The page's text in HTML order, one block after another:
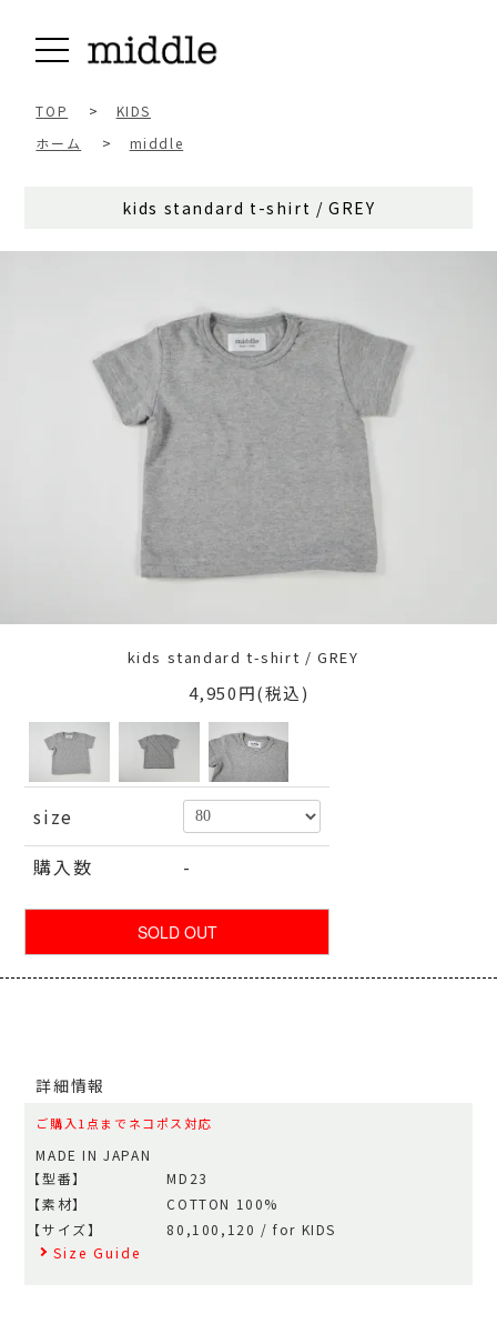
TOP >
KIDS
ホーム
> middle
kids standard t-shirt / GREY
kids standard t-shirt / GREY
4,950円(税込)
size
購入数
-
詳細情報
ご購入1点までネコポス対応
MADE IN JAPAN
【型番】
MD23
【素材】
COTTON 100%
【サイズ】
80,100,120 / for KIDS
Size Guide